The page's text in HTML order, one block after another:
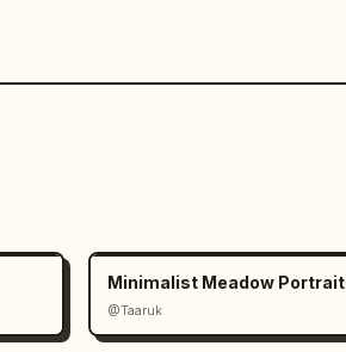
Minimalist Meadow Portrait
@Taaruk